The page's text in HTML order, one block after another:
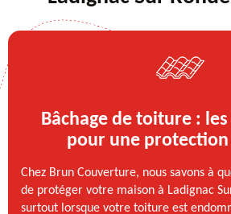
Bâchage de toiture :
pour une protection
Chez Brun Couverture, nous savons à
de protéger votre maison à Ladignac
surtout lorsque votre toiture est